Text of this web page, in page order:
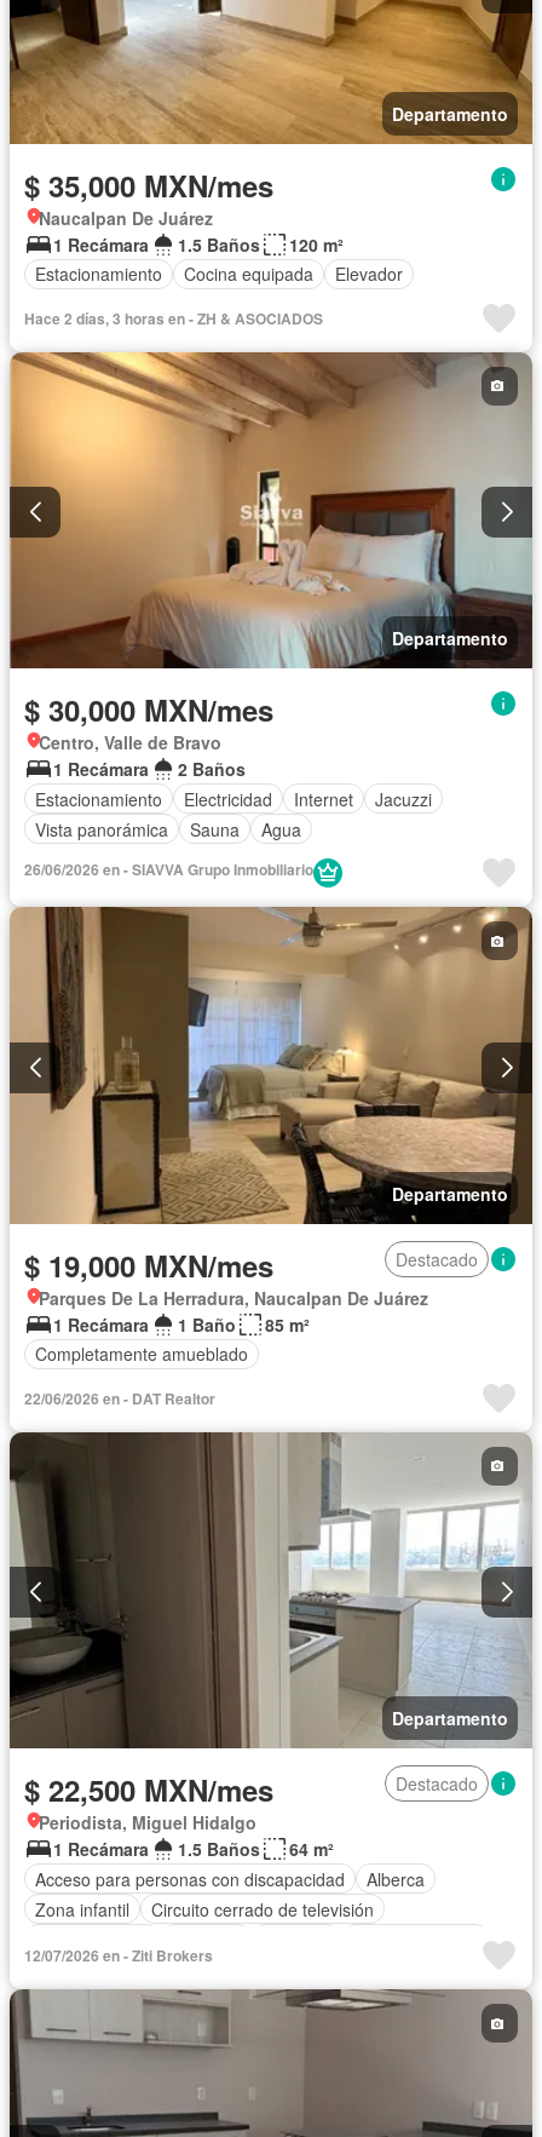
Departamento
$ 35,000 MXN/mes
Naucalpan De Juárez
1 Recámara
1.5 Baños
120 m²
Estacionamiento
Cocina equipada Elevador
Hace 2 días, 3 horas en - ZH & ASOCIADOS
Departamento
$ 30,000 MXN/mes
Centro, Valle de Bravo
1 Recámara
2 Baños
Estacionamiento
Electricidad Internet
Jacuzzi
Vista panorámica
Sauna Agua
26/06/2026 en - SIAVVA Grupo Inmobiliario
Departamento
$ 19,000 MXN/mes
Destacado
Parques De La Herradura, Naucalpan De Juárez
1 Recámara
1 Baño
85 m²
Completamente amueblado
22/06/2026 en - DAT Realtor
Departamento
$ 22,500 MXN/mes
Destacado
Periodista, Miguel Hidalgo
1 Recámara
1.5 Baños
64 m²
Acceso para personas con discapacidad
Alberca
Zona infantil
Circuito cerrado de televisión
Gas natural
Gimnasio
Vista panorámica
Sin amueblar
12/07/2026 en - Ziti Brokers